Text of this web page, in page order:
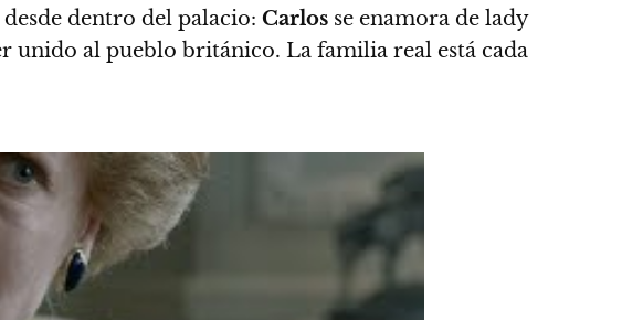
dentro del palacio: Carlos se enamora de lady
unido al pueblo británico. La familia real está cada